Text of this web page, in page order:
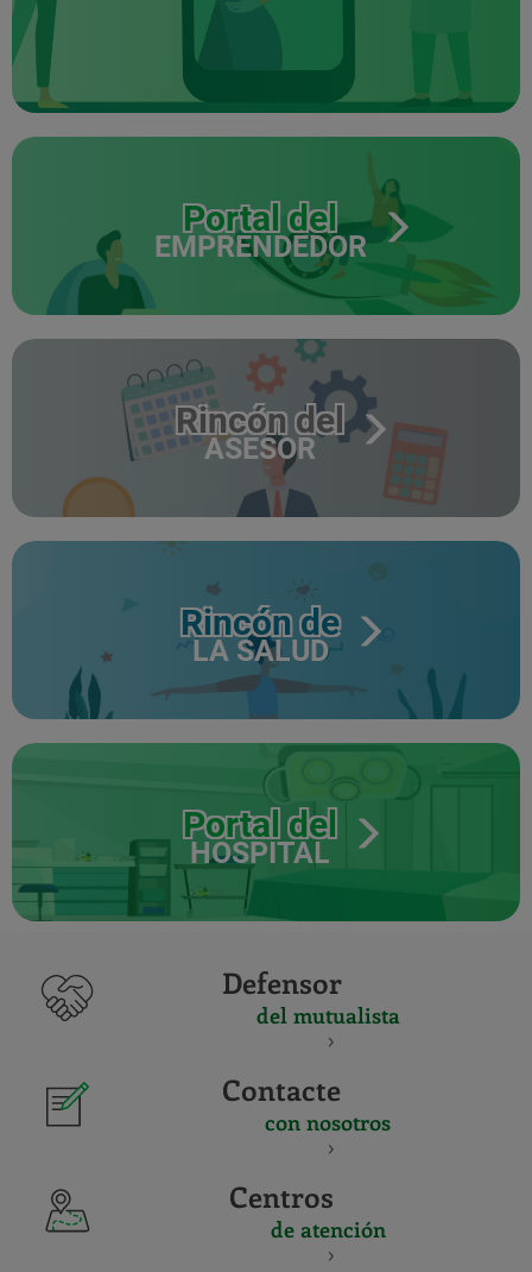
Portal del
EMPRENDEDOR
Rincón del
ASESOR
Rincón de
LA SALUD
Portal del
HOSPITAL
Defensor
del mutualista
Contacte
con nosotros
Centros
de atención